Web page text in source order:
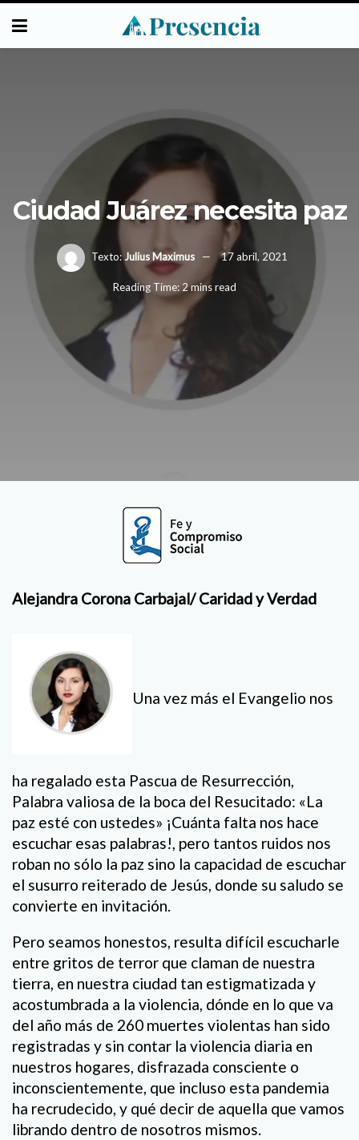
Ciudad Juárez necesita paz
Texto: Julius Maximus 17 abril, 2021
Reading Time: 2 mins read
Alejandra Corona Carbajal/ Caridad y Verdad
Una vez más el Evangelio nos
ha regalado esta Pascua de Resurrección,
Palabra valiosa de la boca del Resucitado: «La
paz esté con ustedes» ¡Cuánta falta nos hace
escuchar esas palabras!, pero tantos ruidos nos
roban no sólo la paz sino la capacidad de escuchar
el susurro reiterado de Jesús, donde su saludo se
convierte en invitación.
Pero seamos honestos, resulta difícil escucharle
entre gritos de terror que claman de nuestra
tierra, en nuestra ciudad tan estigmatizada y
acostumbrada a la violencia, dónde en lo que va
del año más de 260 muertes violentas han sido
registradas y sin contar la violencia diaria en
nuestros hogares, disfrazada consciente o
inconscientemente, que incluso esta pandemia
ha recrudecido, y qué decir de aquella que vamos
librando dentro de nosotros mismos.